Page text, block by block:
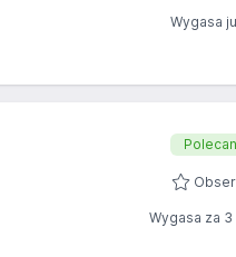
Wygasa
Wygasa za 3